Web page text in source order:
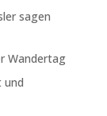
sagen
Wandertag
und